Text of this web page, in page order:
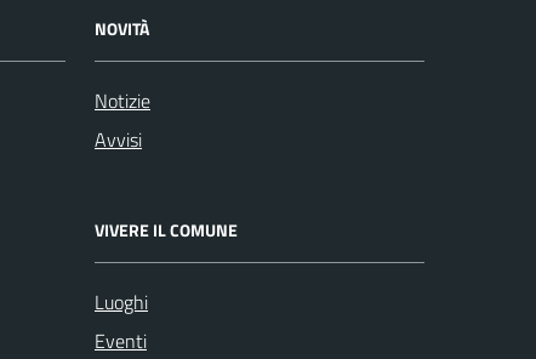
NOVITÀ
Notizie
Avvisi
VIVERE IL COMUNE
Luoghi
Eventi